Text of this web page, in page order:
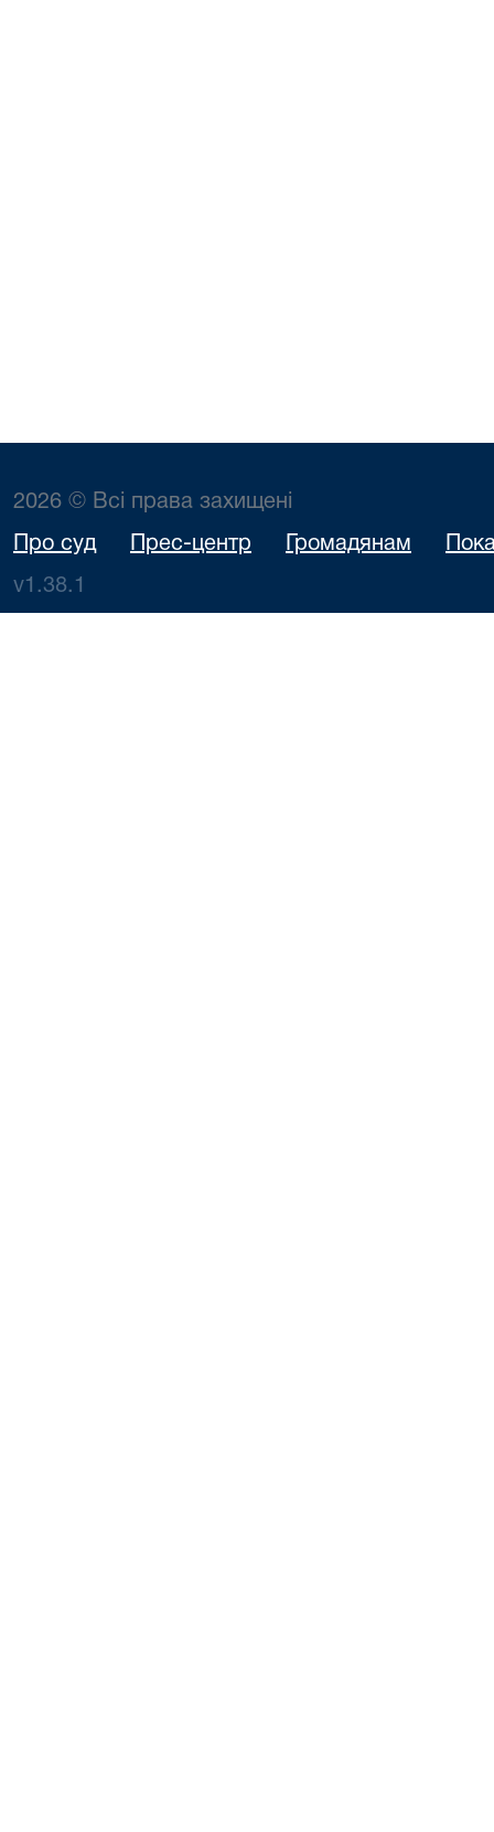
2026 © Всі права захищені
Про суд Прес-центр Громадянам
v1.38.1